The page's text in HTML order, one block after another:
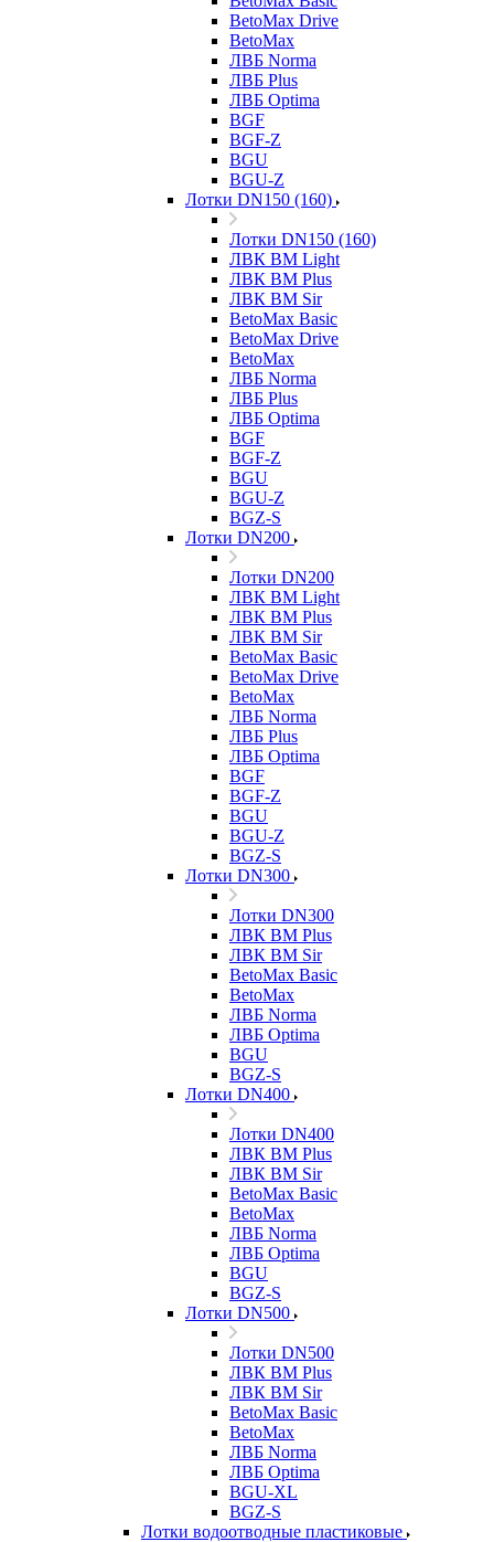
BetoMax Drive
BetoMax
ЛВБ Norma
ЛВБ Plus
ЛВБ Optima
BGF
BGF-Z
BGU
BGU-Z
Лотки DN150 (160)
Лотки DN150 (160)
ЛВК ВМ Light
ЛВК ВМ Plus
ЛВК ВМ Sir
BetoMax Basic
BetoMax Drive
BetoMax
ЛВБ Norma
ЛВБ Plus
ЛВБ Optima
BGF
BGF-Z
BGU
BGU-Z
BGZ-S
Лотки DN200
Лотки DN200
ЛВК ВМ Light
ЛВК ВМ Plus
ЛВК ВМ Sir
BetoMax Basic
BetoMax Drive
BetoMax
ЛВБ Norma
ЛВБ Plus
ЛВБ Optima
BGF
BGF-Z
BGU
BGU-Z
BGZ-S
Лотки DN300
Лотки DN300
ЛВК ВМ Plus
ЛВК ВМ Sir
BetoMax Basic
BetoMax
ЛВБ Norma
ЛВБ Optima
BGU
BGZ-S
Лотки DN400
Лотки DN400
ЛВК ВМ Plus
ЛВК ВМ Sir
BetoMax Basic
BetoMax
ЛВБ Norma
ЛВБ Optima
BGU
BGZ-S
Лотки DN500
Лотки DN500
ЛВК ВМ Plus
ЛВК ВМ Sir
BetoMax Basic
BetoMax
ЛВБ Norma
ЛВБ Optima
BGU-XL
BGZ-S
Лотки водоотводные пластиковые